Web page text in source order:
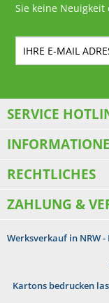
Sie keine
SERVICE
RECHTLICHES
ZAHLUNG &
Werksverkauf in NRW -
Kartons bedrucken